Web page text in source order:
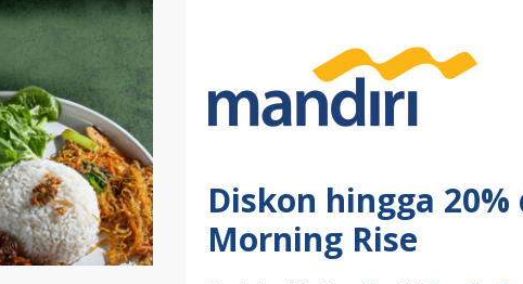
Diskon hingga
Morning Rise